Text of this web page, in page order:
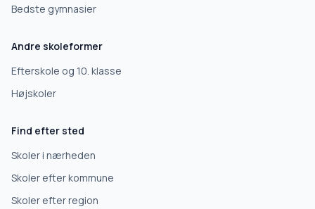
10. klasse
Erhvervsuddannelse
Bedste gymnasier
Andre skoleformer
Efterskole og 10. klasse
Højskoler
Find efter sted
Skoler i nærheden
Skoler efter kommune
Skoler efter region